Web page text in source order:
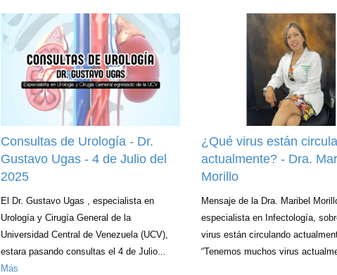
Consultas de Urología - Dr.
Gustavo Ugas - 4 de Julio del
2025
El Dr. Gustavo Ugas , especialista en
Urología y Cirugía General de la
Universidad Central de Venezuela (UCV),
estara pasando consultas el 4 de Julio...
Más
¿Qué virus están
actualmente? - Dra.
Morillo
Mensaje de la Dra. Maribel Morillo
especialista en Infectología,
virus están circulando
“Tenemos muchos virus